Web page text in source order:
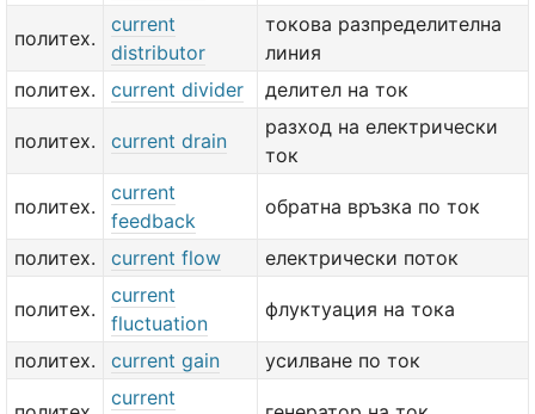
политех.
current
distributor
токова разпределителна
линия
политех.
current divider делител на ток
политех. current drain
разход на електрически
ток
политех.
current
feedback
обратна връзка по ток
политех. current flow електрически поток
политех.
current
fluctuation
флуктуация на тока
политех. current gain усилване по ток
current